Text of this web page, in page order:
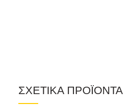
ΣΧΕΤΙΚΑ ΠΡΟΪΟΝΤΑ